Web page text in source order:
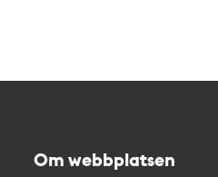
Om webbplatsen